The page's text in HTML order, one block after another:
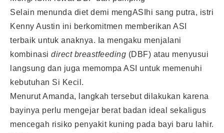
Selain menunda diet demi mengASIhi sang putra, istri
Kenny Austin ini berkomitmen memberikan ASI
terbaik untuk anaknya. Ia mengaku menjalani
kombinasi direct breastfeeding (DBF) atau menyusui
langsung dan juga memompa ASI untuk memenuhi
kebutuhan Si Kecil.
Menurut Amanda, langkah tersebut dilakukan karena
bayinya perlu mengejar berat badan ideal sekaligus
mencegah risiko penyakit kuning pada bayi baru lahir.